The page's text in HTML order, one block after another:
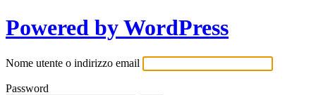
Powered by WordPress
Nome utente o indirizzo email
Password